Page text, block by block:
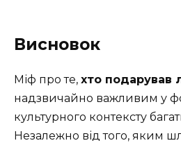
Висновок
Міф про те, хто подарував
надзвичайно важливим у
культурного контексту
Незалежно від того, яким